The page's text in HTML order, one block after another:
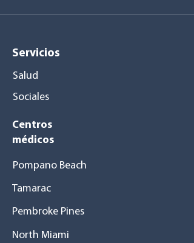
Servicios
Salud
Sociales
Centros
médicos
Pompano Beach
Tamarac
North Miami
Pembroke Pines